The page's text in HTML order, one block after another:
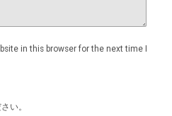
in this browser for the next time I
い。